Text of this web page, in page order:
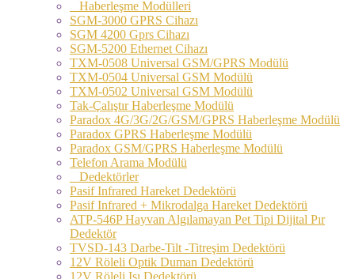
Haberleşme Modülleri
SGM-3000 GPRS Cihazı
SGM 4200 Gprs Cihazı
SGM-5200 Ethernet Cihazı
TXM-0508 Universal GSM/GPRS Modülü
TXM-0504 Universal GSM Modülü
TXM-0502 Universal GSM Modülü
Tak-Çalıştır Haberleşme Modülü
Paradox 4G/3G/2G/GSM/GPRS Haberleşme Modülü
Paradox GPRS Haberleşme Modülü
Paradox GSM/GPRS Haberleşme Modülü
Telefon Arama Modülü
Dedektörler
Pasif Infrared Hareket Dedektörü
Pasif Infrared + Mikrodalga Hareket Dedektörü
ATP-546P Hayvan Algılamayan Pet Tipi Dijital Pır
Dedektör
TVSD-143 Darbe-Tilt -Titreşim Dedektörü
12V Röleli Optik Duman Dedektörü
12V Röleli Isı Dedektörü